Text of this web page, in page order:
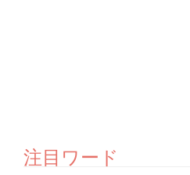
注目ワード